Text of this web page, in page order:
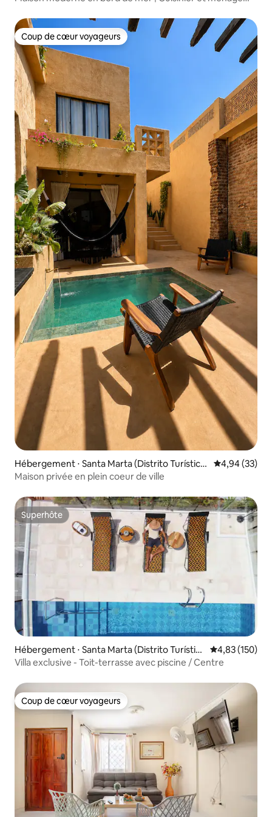
Coup de cœur voyageurs
Coup de cœur voyageurs
Hébergement ⋅ Santa Marta (Distrito Turístico
Cultural E Histórico)
Évaluation
4,94 (33)
Maison privée en plein coeur de ville
Superhôte
Superhôte
Hébergement ⋅ Santa Marta (Distrito Turístic
o Cultural E Histórico)
Évaluation
4,83 (150)
Villa exclusive - Toit-terrasse avec piscine / Centre
Coup de cœur voyageurs
Coup de cœur voyageurs